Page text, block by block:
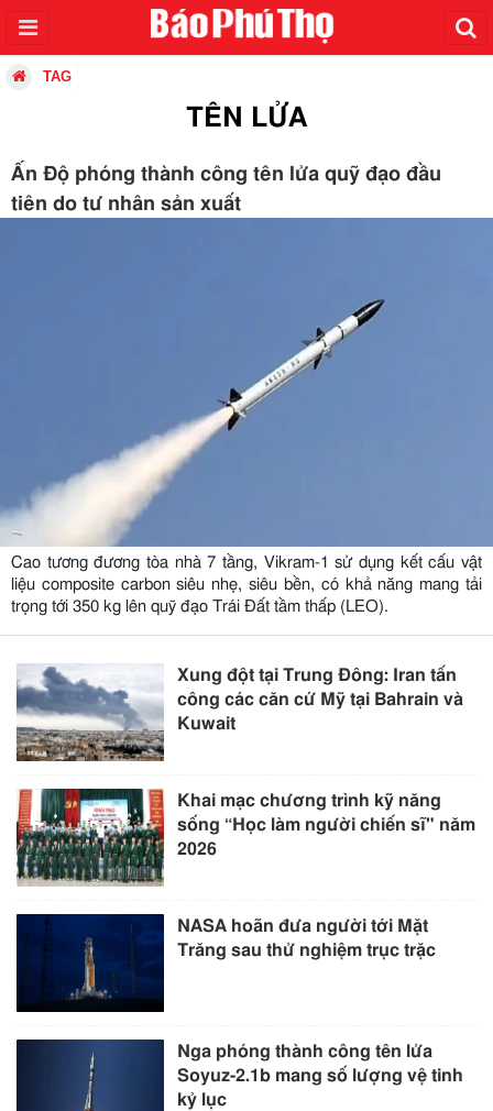
TAG
TÊN LỬA
Ấn Độ phóng thành công tên lửa quỹ đạo đầu
tiên do tư nhân sản xuất
Cao tương đương tòa nhà 7 tầng, Vikram-1 sử dụng kết cấu vật
liệu composite carbon siêu nhẹ, siêu bền, có khả năng mang tải
trọng tới 350 kg lên quỹ đạo Trái Đất tầm thấp (LEO).
Xung đột tại Trung Đông: Iran tấn
công các căn cứ Mỹ tại Bahrain và
Kuwait
Khai mạc chương trình kỹ năng
sống “Học làm người chiến sĩ" năm
2026
NASA hoãn đưa người tới Mặt
Trăng sau thử nghiệm trục trặc
Nga phóng thành công tên lửa
Soyuz-2.1b mang số lượng vệ tinh
kỷ lục